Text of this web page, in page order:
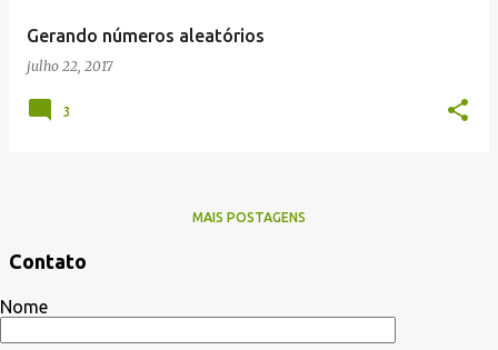
Gerando números aleatórios
julho 22, 2017
3
MAIS POSTAGENS
Contato
Nome